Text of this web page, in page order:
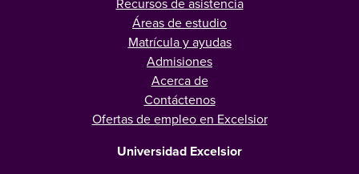
Áreas de estudio
Matrícula y ayudas
Admisiones
Acerca de
Contáctenos
Ofertas de empleo en Excelsior
Universidad Excelsior